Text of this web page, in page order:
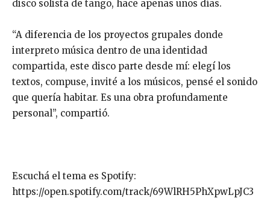
disco solista de tango, hace apenas unos días.
“A diferencia de los proyectos grupales donde
interpreto música dentro de una identidad
compartida, este disco parte desde mí: elegí los
textos, compuse, invité a los músicos, pensé el sonido
que quería habitar. Es una obra profundamente
personal”, compartió.
Escuchá el tema es Spotify:
https://open.spotify.com/track/69WlRH5PhXpwLpJC3